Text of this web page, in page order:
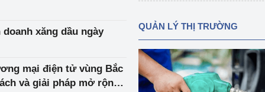
xăng dầu ngày
mại điện tử vùng Bắc
và giải pháp mở rộng
QUẢN LÝ THỊ TRƯỜNG